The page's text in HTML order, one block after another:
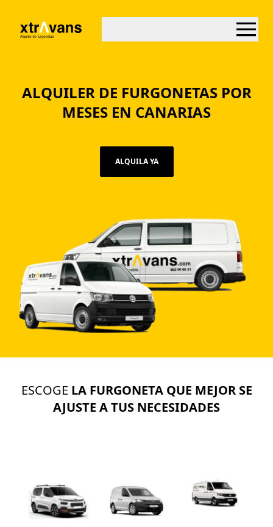
ALQUILER DE FURGONETAS POR
MESES EN CANARIAS
ALQUILA YA
ESCOGE LA FURGONETA QUE MEJOR SE
AJUSTE A TUS NECESIDADES